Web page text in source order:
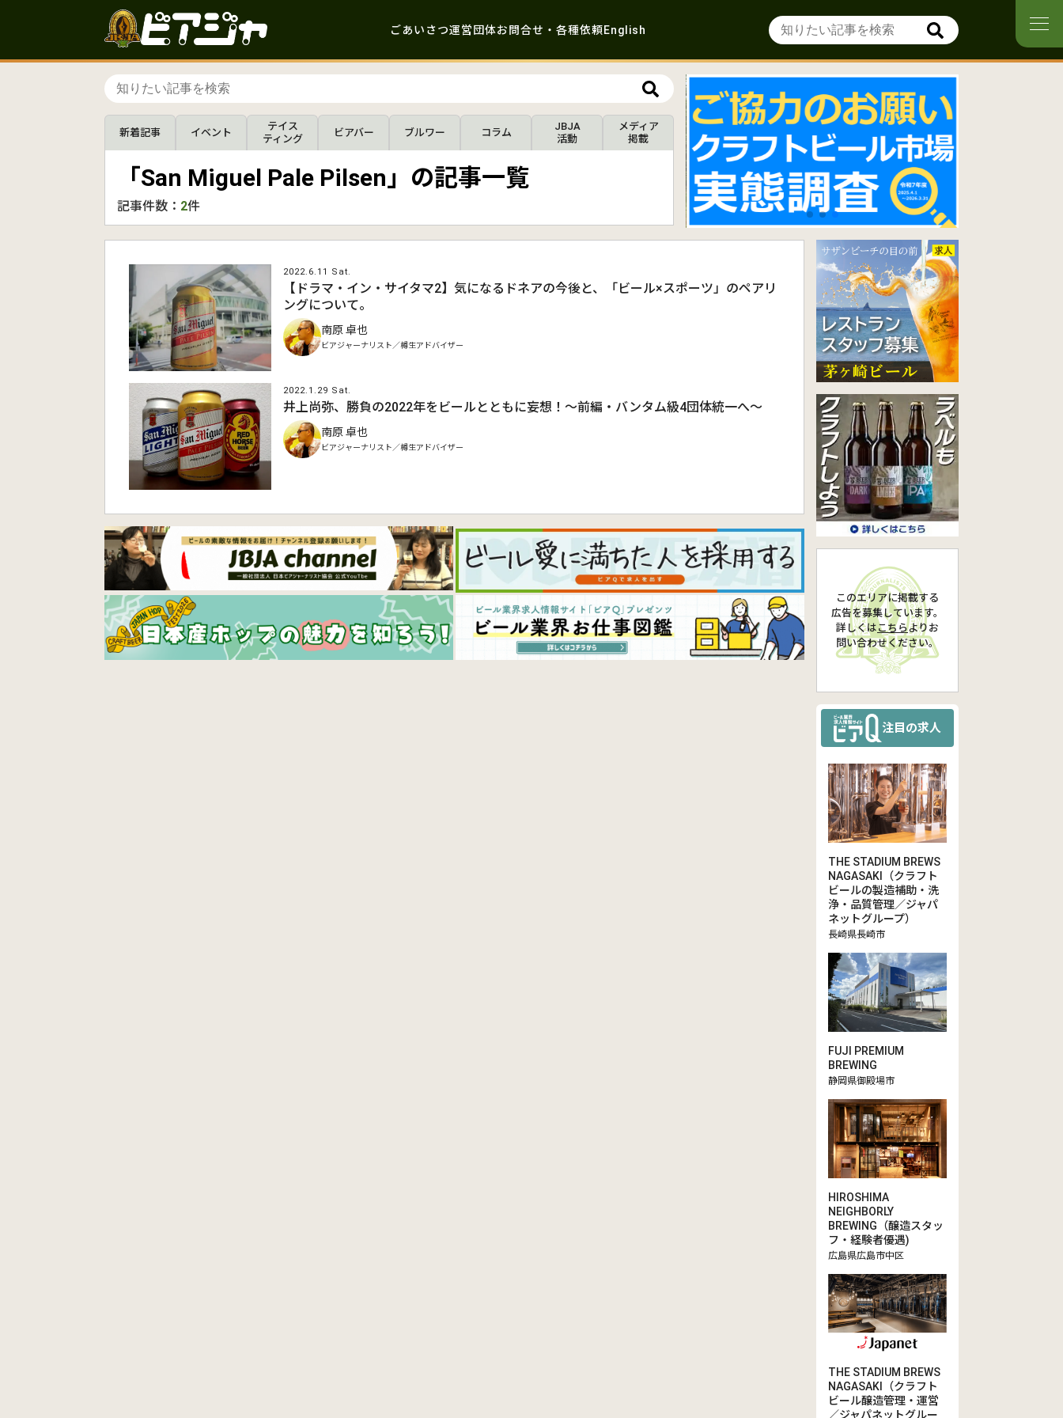
ごあいさつ運営団体お問合せ・各種依頼English
新着記事 イベント
テイス
ティング
ビアバー ブルワー コラム
JBJA
活動
メディア
掲載
「San Miguel Pale Pilsen」の記事一覧
記事件数： 2件
2022.6.11 Sat.
【ドラマ・イン・サイタマ2】気になるドネアの今後と、「ビール×スポーツ」のペアリ
ングについて。
南原 卓也
ビアジャーナリスト／樽生アドバイザー
2022.1.29 Sat.
井上尚弥、勝負の2022年をビールとともに妄想！～前編・バンタム級4団体統一へ～
南原 卓也
ビアジャーナリスト／樽生アドバイザー
このエリアに掲載する
広告を募集しています。
詳しくは こちらより お
問い合わせください。
注目の求人
THE STADIUM BREWS
NAGASAKI（クラフト
ビールの製造補助・洗
浄・品質管理／ジャパ
ネットグループ）
長崎県長崎市
FUJI PREMIUM
BREWING
静岡県御殿場市
HIROSHIMA
NEIGHBORLY
BREWING（醸造スタッ
フ・経験者優遇)
広島県広島市中区
THE STADIUM BREWS
NAGASAKI（クラフト
ビール醸造管理・運営
／ジャパネットグルー